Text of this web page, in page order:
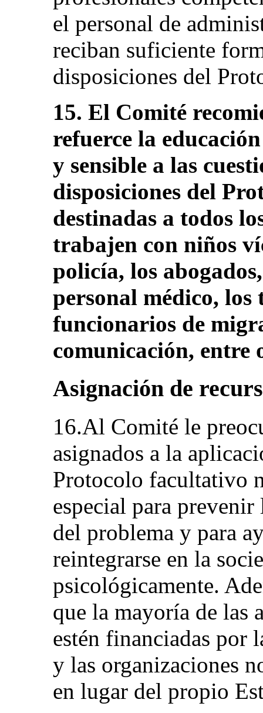
el personal de
reciban suficiente
disposiciones del
15. El Comité
refuerce la
y sensible a las
disposiciones del
destinadas a todos
trabajen con niños
policía, los
personal médico, los
funcionarios de
comunicación, entre
Asignación de
16.Al Comité le
asignados a la
Protocolo facultativo
especial para prevenir
del problema y para
reintegrarse en la
psicológicamente.
que la mayoría de las
estén financiadas por
y las organizaciones
en lugar del propio